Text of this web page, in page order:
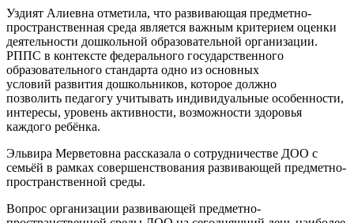
Уздият Алиевна отметила, что развивающая предметно-
пространственная среда является важным критерием оценки
деятельности дошкольной образовательной организации.
РППС в контексте федерального государственного
образовательного стандарта одно из основных
условий развития дошкольников, которое должно
позволить педагогу учитывать индивидуальные особенности,
интересы, уровень активности, возможности здоровья
каждого ребёнка.
Эльвира Мерветовна рассказала о сотрудничестве ДОО с
семьёй в рамках совершенствования развивающей предметно-
пространственной среды.
Вопрос организации развивающей предметно-